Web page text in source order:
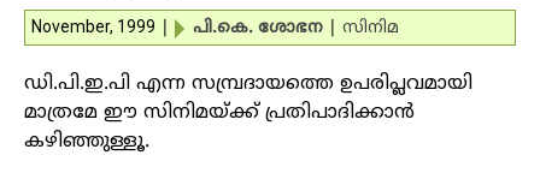
November, 1999 പി.കെ. ശോഭന സിനിമ
ഡി.പി.ഇ.പി എന്ന സമ്പ്രദായത്തെ ഉപരിപ്ലവമായി
മാത്രമേ ഈ സിനിമയ്ക്ക് പ്രതിപാദിക്കാന്‍
കഴിഞ്ഞുള്ളൂ.